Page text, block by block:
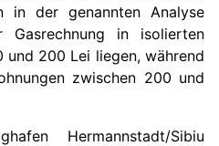
in der genannten Analyse
in isolierten
und 200 Lei liegen, während
zwischen 200 und
Hermannstadt/Sibiu